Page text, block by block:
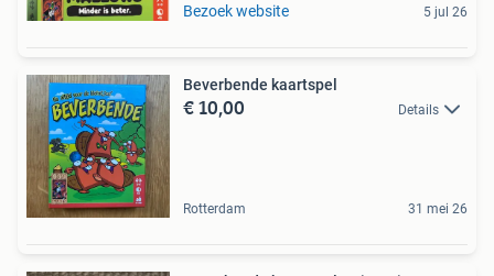
Bezoek website 5 jul 26
Beverbende kaartspel
€ 10,00 Details
Rotterdam 31 mei 26